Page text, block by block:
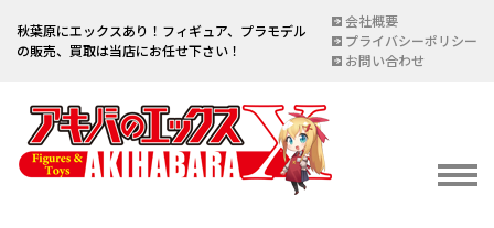
秋葉原にエックスあり！フィギュア、プラモデル
の販売、買取は当店にお任せ下さい！
会社概要
プライバシーポリシー
お問い合わせ